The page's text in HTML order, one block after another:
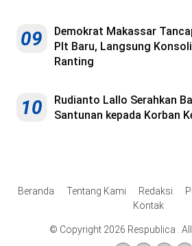
09
Demokrat Makassar
Plt Baru, Langsung
Ranting
10
Rudianto Lallo Serahkan
Santunan kepada Korban
Beranda Tentang Kami Redaksi
Kontak
© Copyright 2026 Respublica .